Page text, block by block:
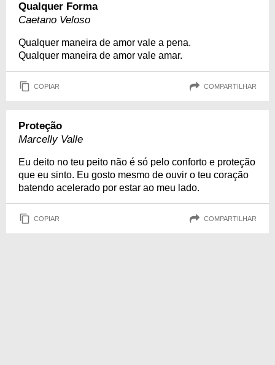
Qualquer Forma
Caetano Veloso
Qualquer maneira de amor vale a pena.
Qualquer maneira de amor vale amar.
COPIAR COMPARTILHAR
Proteção
Marcelly Valle
Eu deito no teu peito não é só pelo conforto e proteção
que eu sinto. Eu gosto mesmo de ouvir o teu coração
batendo acelerado por estar ao meu lado.
COPIAR COMPARTILHAR